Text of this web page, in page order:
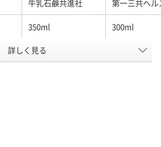
牛乳石鹸共進社 第一三共ヘル
350ml 300ml
5
詳しく見る